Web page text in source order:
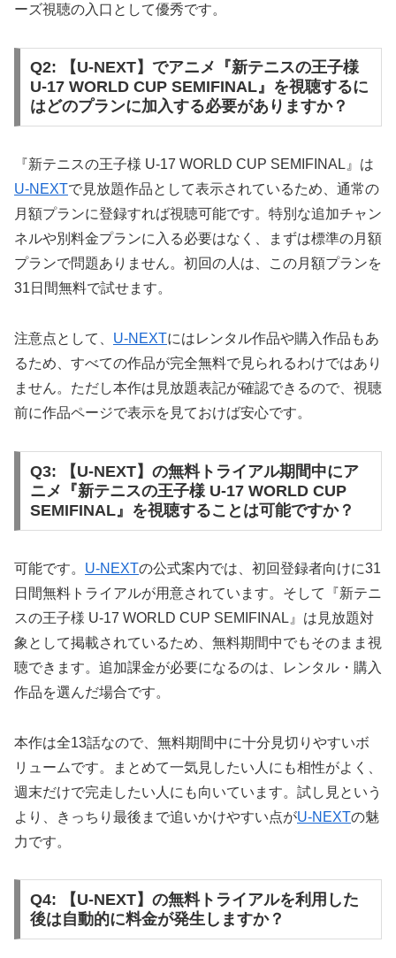
ーズ視聴の入口として優秀です。
Q2: 【U-NEXT】でアニメ『新テニスの王子様
U-17 WORLD CUP SEMIFINAL』を視聴するに
はどのプランに加入する必要がありますか？
『新テニスの王子様 U-17 WORLD CUP SEMIFINAL』は
U-NEXTで見放題作品として表示されているため、通常の
月額プランに登録すれば視聴可能です。特別な追加チャン
ネルや別料金プランに入る必要はなく、まずは標準の月額
プランで問題ありません。初回の人は、この月額プランを
31日間無料で試せます。
注意点として、 U-NEXTにはレンタル作品や購入作品もあ
るため、すべての作品が完全無料で見られるわけではあり
ません。ただし本作は見放題表記が確認できるので、視聴
前に作品ページで表示を見ておけば安心です。
Q3: 【U-NEXT】の無料トライアル期間中にア
ニメ『新テニスの王子様 U-17 WORLD CUP
SEMIFINAL』を視聴することは可能ですか？
可能です。 U-NEXTの公式案内では、初回登録者向けに31
日間無料トライアルが用意されています。そして『新テニ
スの王子様 U-17 WORLD CUP SEMIFINAL』は見放題対
象として掲載されているため、無料期間中でもそのまま視
聴できます。追加課金が必要になるのは、レンタル・購入
作品を選んだ場合です。
本作は全13話なので、無料期間中に十分見切りやすいボ
リュームです。まとめて一気見したい人にも相性がよく、
週末だけで完走したい人にも向いています。試し見という
より、きっちり最後まで追いかけやすい点がU-NEXTの魅
力です。
Q4: 【U-NEXT】の無料トライアルを利用した
後は自動的に料金が発生しますか？